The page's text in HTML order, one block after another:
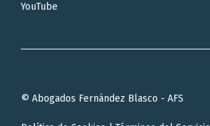
YouTube
© Abogados Fernández Blasco - AFS